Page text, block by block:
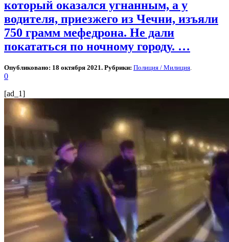
который оказался угнанным, а у
водителя, приезжего из Чечни, изъяли
750 грамм мефедрона. Не дали
покататься по ночному городу. …
Опубликовано: 18 октября 2021. Рубрики: Полиция / Милиция
0
[ad_1]